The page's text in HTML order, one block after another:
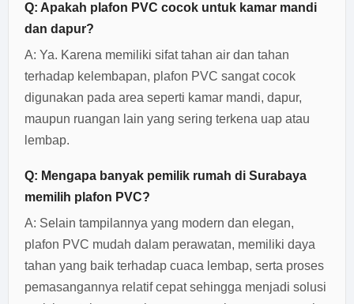
Q: Apakah plafon PVC cocok untuk kamar mandi
dan dapur?
A: Ya. Karena memiliki sifat tahan air dan tahan
terhadap kelembapan, plafon PVC sangat cocok
digunakan pada area seperti kamar mandi, dapur,
maupun ruangan lain yang sering terkena uap atau
lembap.
Q: Mengapa banyak pemilik rumah di Surabaya
memilih plafon PVC?
A: Selain tampilannya yang modern dan elegan,
plafon PVC mudah dalam perawatan, memiliki daya
tahan yang baik terhadap cuaca lembap, serta proses
pemasangannya relatif cepat sehingga menjadi solusi